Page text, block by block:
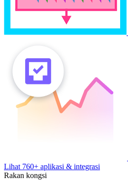
Lihat 760+ aplikasi & integrasi
Rakan kongsi